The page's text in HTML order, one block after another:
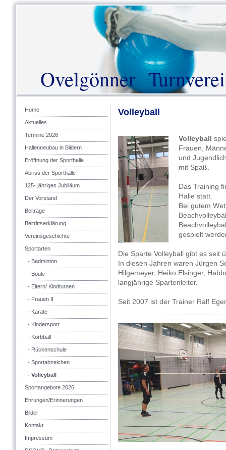
Ovelgönner
Home
Aktuelles
Termine 2026
Hallenneubau in Bildern
Eröffnung der Sporthalle
Abriss der Sporthalle
125- jähriges Jubiläum
Der Vorstand
Beiträge
Beitrittserklärung
Vereinsgeschichte
Sportarten
- Badminton
- Boule
- Eltern/ Kindturnen
- Frauen II
- Karate
- Kindersport
- Korbball
- Rückenschule
- Sportabzeichen
- Volleyball
Sportangebote 2026
Ehrungen/Erinnerungen
Bilder
Kontakt
Impressum
Volleyball
Volleyball
Frauen,
und
mit Spaß.
Das Training
Halle statt.
Bei gutem
gespielt
Die Sparte Volleyball gibt es seit
In diesen Jahren waren Jürgen
Hilgemeyer, Heiko Elsinger,
langjährige Spartenleiter.
Seit 2007 ist der Trainer Ralf